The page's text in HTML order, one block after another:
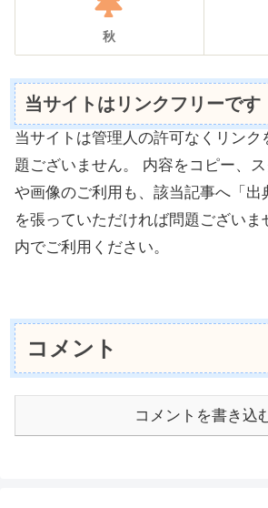
秋
当サイトはリンクフリーです
当サイトは管理人の許可なくリンク
題ございません。 内容をコピー、
や画像のご利用も、該当記事へ「出
を張っていただければ問題ございま
内でご利用ください。
コメント
コメントを書き込